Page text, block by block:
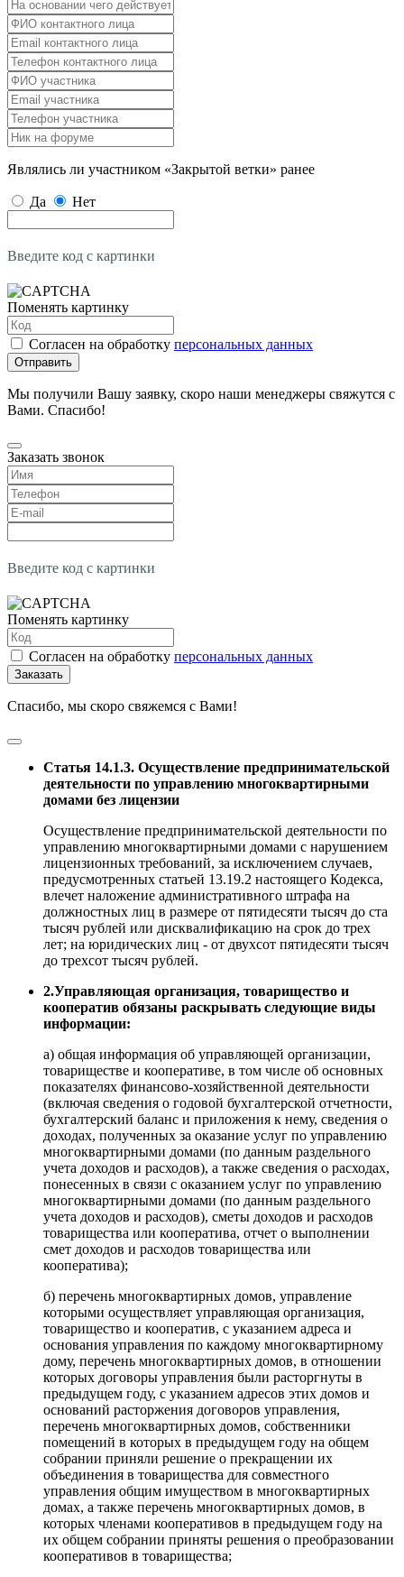
Являлись ли участником «Закрытой ветки» ранее
Да Нет
Введите код с картинки
Поменять картинку
Согласен на обработку персональных данных
Отправить
Мы получили Вашу заявку, скоро наши менеджеры свяжутся с
Вами. Спасибо!
Заказать звонок
Введите код с картинки
Поменять картинку
Согласен на обработку персональных данных
Заказать
Спасибо, мы скоро свяжемся с Вами!
Статья 14.1.3. Осуществление предпринимательской
деятельности по управлению многоквартирными
домами без лицензии
Осуществление предпринимательской деятельности по
управлению многоквартирными домами с нарушением
лицензионных требований, за исключением случаев,
предусмотренных статьей 13.19.2 настоящего Кодекса,
влечет наложение административного штрафа на
должностных лиц в размере от пятидесяти тысяч до ста
тысяч рублей или дисквалификацию на срок до трех
лет; на юридических лиц - от двухсот пятидесяти тысяч
до трехсот тысяч рублей.
2.Управляющая организация, товарищество и
кооператив обязаны раскрывать следующие виды
информации:
а) общая информация об управляющей организации,
товариществе и кооперативе, в том числе об основных
показателях финансово-хозяйственной деятельности
(включая сведения о годовой бухгалтерской отчетности,
бухгалтерский баланс и приложения к нему, сведения о
доходах, полученных за оказание услуг по управлению
многоквартирными домами (по данным раздельного
учета доходов и расходов), а также сведения о расходах,
понесенных в связи с оказанием услуг по управлению
многоквартирными домами (по данным раздельного
учета доходов и расходов), сметы доходов и расходов
товарищества или кооператива, отчет о выполнении
смет доходов и расходов товарищества или
кооператива);
б) перечень многоквартирных домов, управление
которыми осуществляет управляющая организация,
товарищество и кооператив, с указанием адреса и
основания управления по каждому многоквартирному
дому, перечень многоквартирных домов, в отношении
которых договоры управления были расторгнуты в
предыдущем году, с указанием адресов этих домов и
оснований расторжения договоров управления,
перечень многоквартирных домов, собственники
помещений в которых в предыдущем году на общем
собрании приняли решение о прекращении их
объединения в товарищества для совместного
управления общим имуществом в многоквартирных
домах, а также перечень многоквартирных домов, в
которых членами кооперативов в предыдущем году на
их общем собрании приняты решения о преобразовании
кооперативов в товарищества;